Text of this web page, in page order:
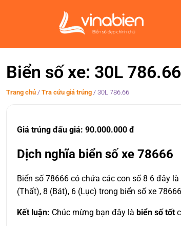
Biển số xe: 30L 786.66
Trang chủ / Tra cứu giá trúng / 30L 786.66
Giá trúng đấu giá: 90.000.000 đ
Dịch nghĩa biển số xe 78666
Biển số 78666 có chứa các con số 8 6 đây
(Thất), 8 (Bát), 6 (Lục) trong biển số xe
Kết luận: Chúc mừng bạn đây là biển số tốt